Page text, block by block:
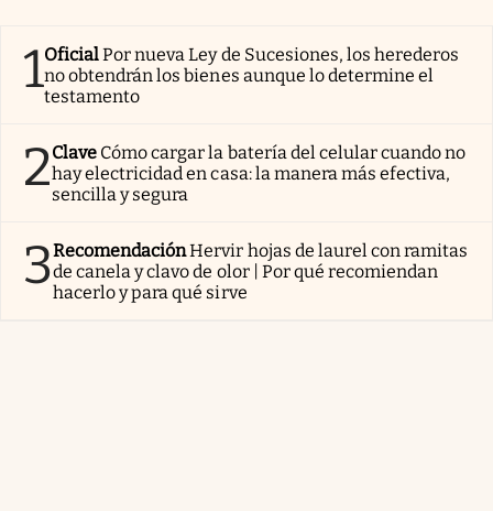
1OficialPor nueva Ley de Sucesiones, los herederos
no obtendrán los bienes aunque lo determine el
testamento
2Clave Cómo cargar la batería del celular cuando no
hay electricidad en casa: la manera más efectiva,
sencilla y segura
3RecomendaciónHervir hojas de laurel con ramitas
de canela y clavo de olor | Por qué recomiendan
hacerlo y para qué sirve